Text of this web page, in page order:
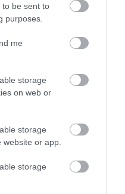
to be sent to
purposes.
me
storage
on web or
storage
or app.
storage
ember él”
él, magányos,
a szerelme,
a
főnökére?
bánatát vagy
mi nyomja a